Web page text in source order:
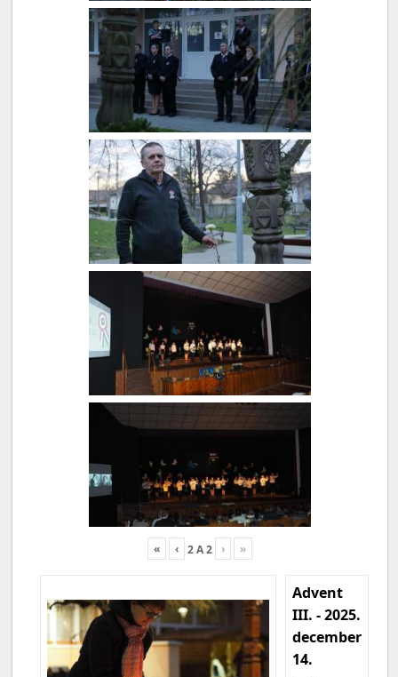
« ‹ 2A2 › »
Advent
III. - 2025.
december
14.